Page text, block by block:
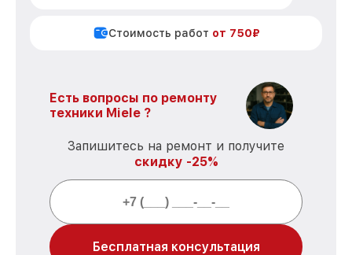
Стоимость работ от 750₽
Есть вопросы по ремонту
техники Miele ?
Запишитесь на ремонт и получите
скидку -25%
Бесплатная консультация